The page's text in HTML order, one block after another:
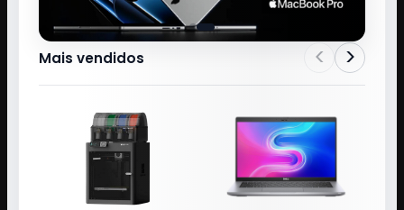
Mais vendidos < >